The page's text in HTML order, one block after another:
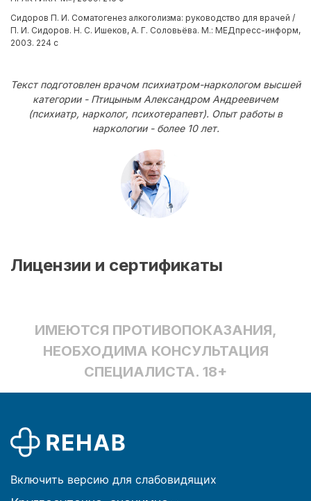
Сидоров П. И. Соматогенез алкоголизма: руководство для врачей /
П. И. Сидоров. Н. С. Ишеков, А. Г. Соловьёва. М.: МЕДпресс-информ,
2003. 224 с
Текст подготовлен врачом психиатром-наркологом высшей
категории - Птицыным Александром Андреевичем
(психиатр, нарколог, психотерапевт). Опыт работы в
наркологии - более 10 лет.
Лицензии и сертификаты
ИМЕЮТСЯ ПРОТИВОПОКАЗАНИЯ,
НЕОБХОДИМА КОНСУЛЬТАЦИЯ
СПЕЦИАЛИСТА. 18+
Включить версию для слабовидящих